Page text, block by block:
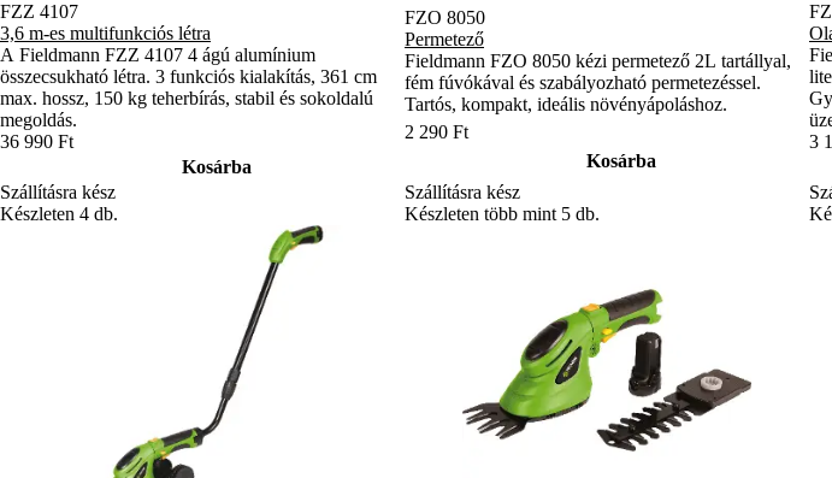
FZZ 4107
3,6 m-es multifunkciós létra
A Fieldmann FZZ 4107 4 ágú alumínium
összecsukható létra. 3 funkciós kialakítás, 361 cm
max. hossz, 150 kg teherbírás, stabil és sokoldalú
megoldás.
36 990 Ft
Kosárba
Szállításra kész
Készleten 4 db.
FZO 8050
Permetező
Fieldmann FZO 8050 kézi permetező 2L tartállyal,
fém fúvókával és szabályozható permetezéssel.
Tartós, kompakt, ideális növényápoláshoz.
2 290 Ft
Kosárba
Szállításra kész
Készleten több mint 5 db.
3